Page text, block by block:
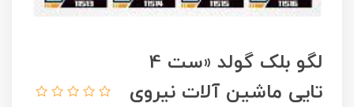
لگو بلک گولد «ست 4
تایی ماشین آلات نیروی